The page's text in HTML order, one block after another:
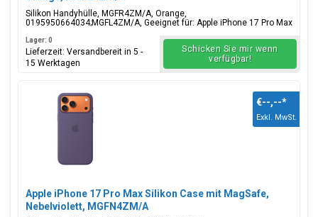
Silikon Handyhülle, MGFR4ZM/A, Orange,
0195950664034;MGFL4ZM/A, Geeignet für: Apple iPhone 17 Pro Max
Lager: 0
Lieferzeit: Versandbereit in 5 -
15 Werktagen
Schicken Sie mir wenn
verfügbar!
Apple iPhone 17 Pro Max Silikon Case mit MagSafe,
Nebelviolett, MGFN4ZM/A
€--,--*
Exkl. MwSt.